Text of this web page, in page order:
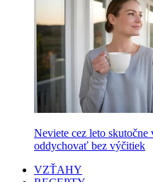
Neviete cez leto
oddychovať bez výčitiek
VZŤAHY